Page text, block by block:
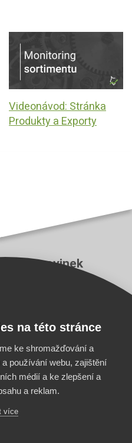
Videonávod: Stránka
Produkty a Exporty
novinek
novinky z aplikace
na této stránce
ke shromažďování a
používání webu, zajištění
médií a ke zlepšení a
a reklam.
více